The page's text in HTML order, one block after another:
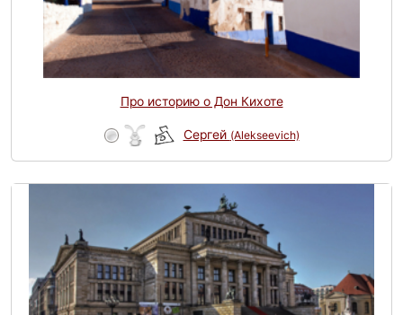
Про историю о Дон Кихоте
Сергей (Alekseevich)